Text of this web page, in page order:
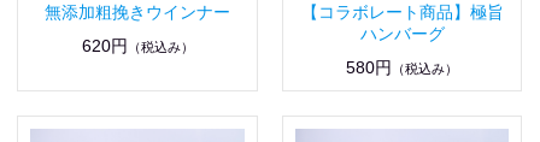
無添加粗挽きウインナー
620円
（税込み）
【コラボレート商品】極旨
ハンバーグ
580円
（税込み）